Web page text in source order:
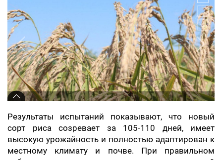
Результаты испытаний показывают, что новый
сорт риса созревает за 105-110 дней, имеет
высокую урожайность и полностью адаптирован к
местному климату и почве. При правильном